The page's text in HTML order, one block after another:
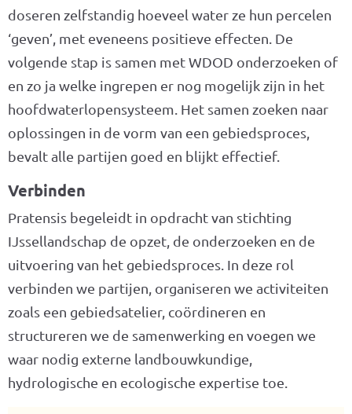
doseren zelfstandig hoeveel water ze hun percelen
‘geven’, met eveneens positieve effecten. De
volgende stap is samen met WDOD onderzoeken of
en zo ja welke ingrepen er nog mogelijk zijn in het
hoofdwaterlopensysteem. Het samen zoeken naar
oplossingen in de vorm van een gebiedsproces,
bevalt alle partijen goed en blijkt effectief.
Verbinden
Pratensis begeleidt in opdracht van stichting
IJssellandschap de opzet, de onderzoeken en de
uitvoering van het gebiedsproces. In deze rol
verbinden we partijen, organiseren we activiteiten
zoals een gebiedsatelier, coördineren en
structureren we de samenwerking en voegen we
waar nodig externe landbouwkundige,
hydrologische en ecologische expertise toe.